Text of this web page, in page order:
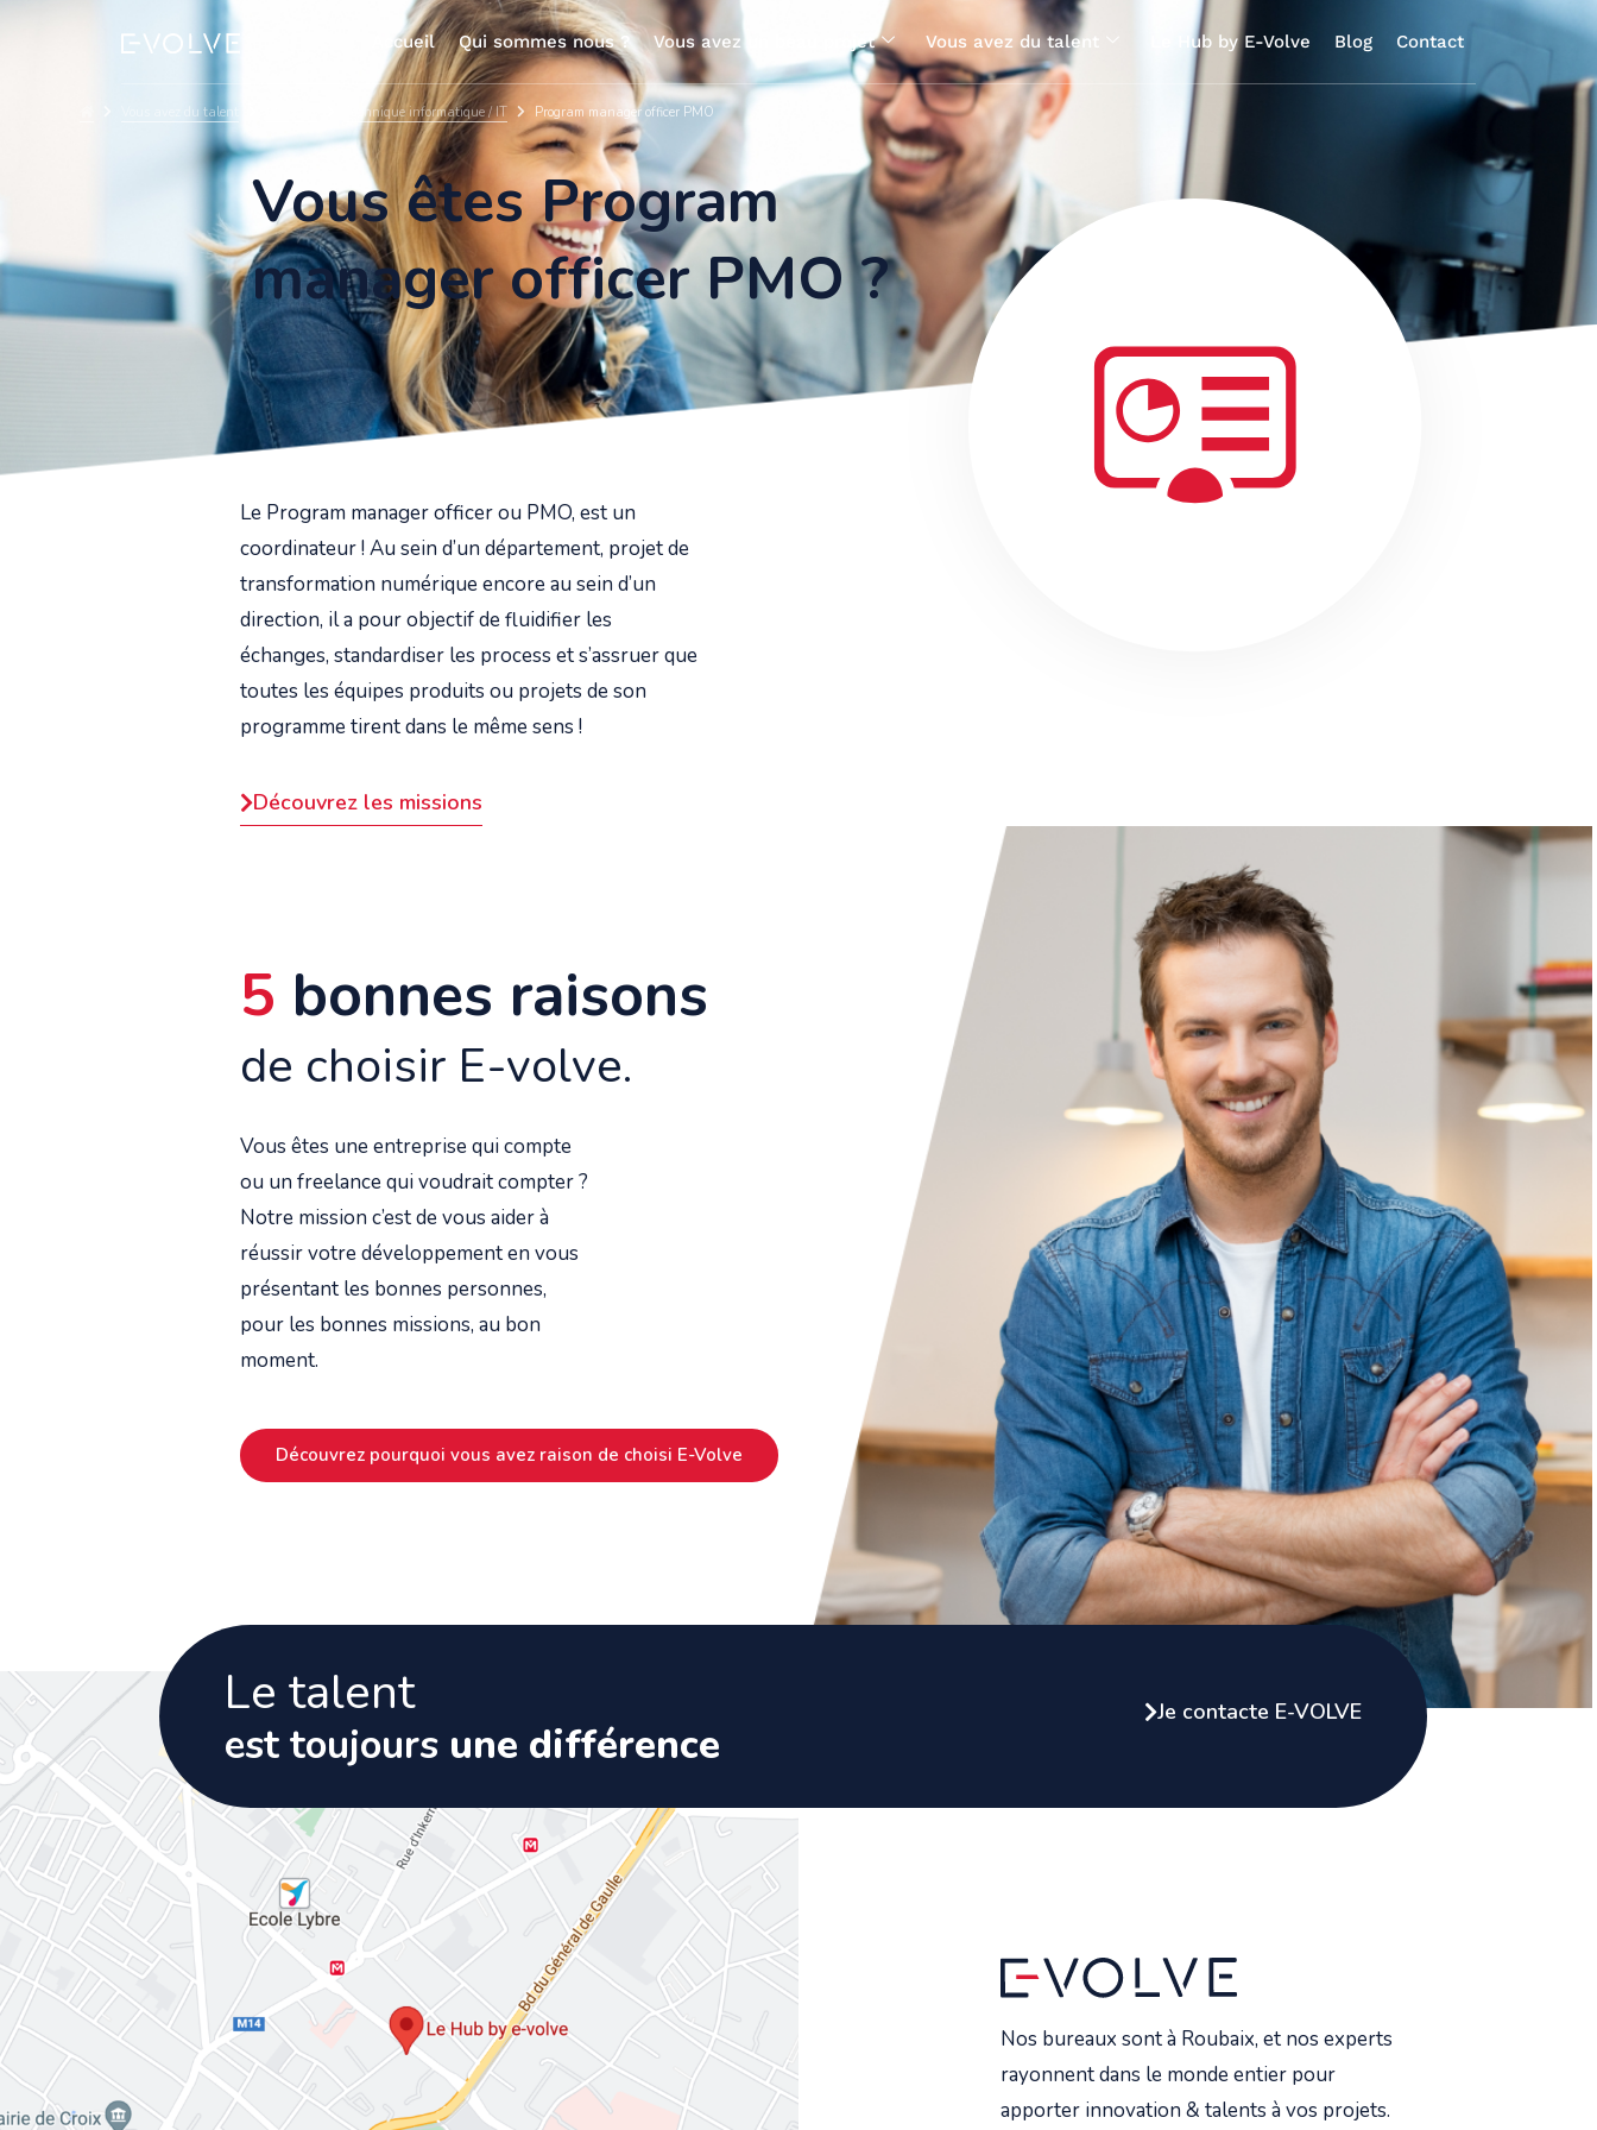
Accueil Qui sommes nous ? Vous avez un beau projet Vous avez du talent Le Hub by E-Volve Blog Contact
Vous avez du talent Technique informatique / IT Program manager officer PMO
Vous êtes Program
manager officer PMO ?
Le Program manager officer ou PMO, est un
coordinateur ! Au sein d’un département, projet de
transformation numérique encore au sein d’un
direction, il a pour objectif de fluidifier les
échanges, standardiser les process et s’assruer que
toutes les équipes produits ou projets de son
programme tirent dans le même sens !
Découvrez les missions
5 bonnes raisons
de choisir E-volve.
Vous êtes une entreprise qui compte
ou un freelance qui voudrait compter ?
Notre mission c’est de vous aider à
réussir votre développement en vous
présentant les bonnes personnes,
pour les bonnes missions, au bon
moment.
Découvrez pourquoi vous avez raison de choisi E-Volve
Le talent
est toujours une différence
Je contacte E-VOLVE
Nos bureaux sont à Roubaix, et nos experts
rayonnent dans le monde entier pour
apporter innovation & talents à vos projets.